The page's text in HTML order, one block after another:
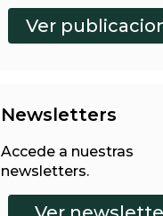
Newsletters
Accede a nuestras
newsletters.